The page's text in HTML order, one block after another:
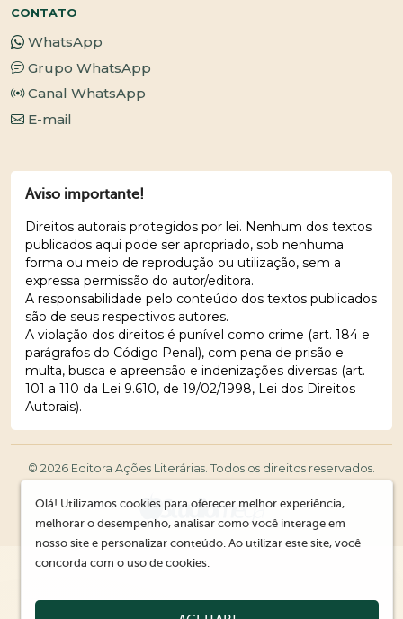
CONTATO
WhatsApp
Grupo WhatsApp
Canal WhatsApp
E-mail
Aviso importante!
Direitos autorais protegidos por lei. Nenhum dos textos
publicados aqui pode ser apropriado, sob nenhuma
forma ou meio de reprodução ou utilização, sem a
expressa permissão do autor/editora.
A responsabilidade pelo conteúdo dos textos publicados
são de seus respectivos autores.
A violação dos direitos é punível como crime (art. 184 e
parágrafos do Código Penal), com pena de prisão e
multa, busca e apreensão e indenizações diversas (art.
101 a 110 da Lei 9.610, de 19/02/1998, Lei dos Direitos
Autorais).
© 2026 Editora Ações Literárias. Todos os direitos reservados.
Olá! Utilizamos cookies para oferecer melhor experiência,
melhorar o desempenho, analisar como você interage em
nosso site e personalizar conteúdo. Ao utilizar este site, você
concorda com o uso de cookies.